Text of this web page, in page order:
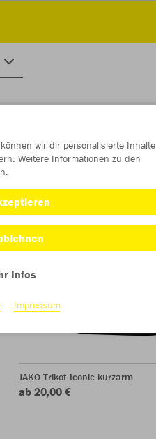
JAKO Trikot Iconic kurzarm
ab 20,00 €
wir dir personalisierte Inhalte
Weitere Informationen zu den
Infos
Impressum